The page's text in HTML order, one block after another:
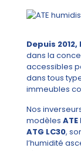
Depuis
dans la
accessibles
dans tous
immeubles
Nos
modèles ATE
ATG LC30,
l’humidité